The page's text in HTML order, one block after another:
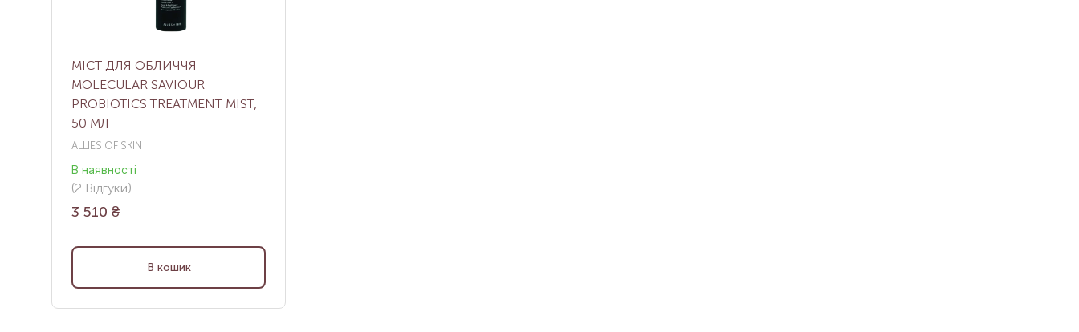
МІСТ ДЛЯ ОБЛИЧЧЯ
MOLECULAR SAVIOUR
PROBIOTICS TREATMENT MIST,
50 МЛ
ALLIES OF SKIN
В наявності
(2 Відгуки)
3 510 ₴
В кошик